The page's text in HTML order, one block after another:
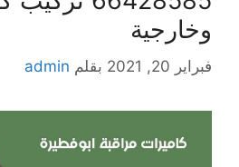
وخارجية
فبراير 20, 2021 بقلم admin